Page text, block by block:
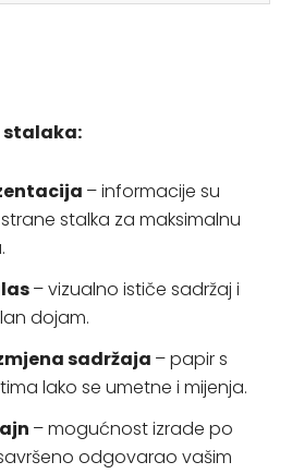
stalaka:
– informacije su
stalka za maksimalnu
– vizualno ističe sadržaj i
dojam.
sadržaja – papir s
lako se umetne i mijenja.
– mogućnost izrade po
odgovarao vašim